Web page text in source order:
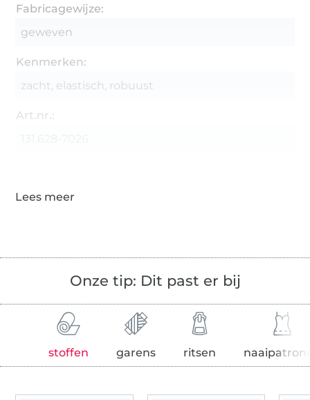
Fabricagewijze:
geweven
Kenmerken:
zacht, elastisch, robuust
Art.nr.:
Onze tip: Dit past er bij
stoffen garens ritsen